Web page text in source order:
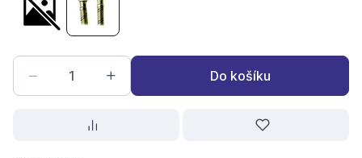
Pancéřová hadička 40-3/4"x3/4" MF nerez 161/40cm
Pancéřová hadička 30-3/4x3/4 MF nerez
Do košíku